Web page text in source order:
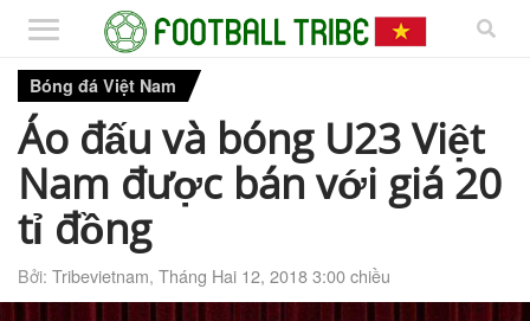
Bóng đá Việt Nam
Áo đấu và bóng U23 Việt
Nam được bán với giá 20
tỉ đồng
Bởi: Tribevietnam, Tháng Hai 12, 2018 3:00 chiều